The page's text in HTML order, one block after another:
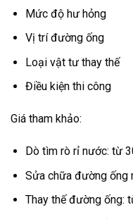
Mức độ hư hỏng
Vị trí đường ống
Loại vật tư thay thế
Điều kiện thi công
Giá tham khảo:
Dò tìm rò rỉ nước: từ
Sửa chữa đường ống
Thay thế đường ống: